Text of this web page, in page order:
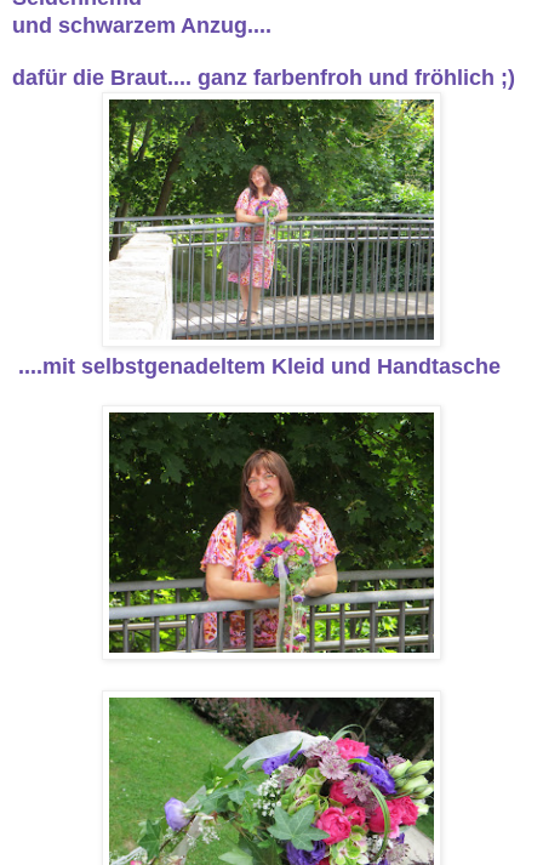
und schwarzem Anzug....
dafür die Braut.... ganz farbenfroh und fröhlich ;)
....mit selbstgenadeltem Kleid und Handtasche